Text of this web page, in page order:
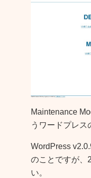
Maintenance
うワードプレス
WordPress
のことですが、
い。